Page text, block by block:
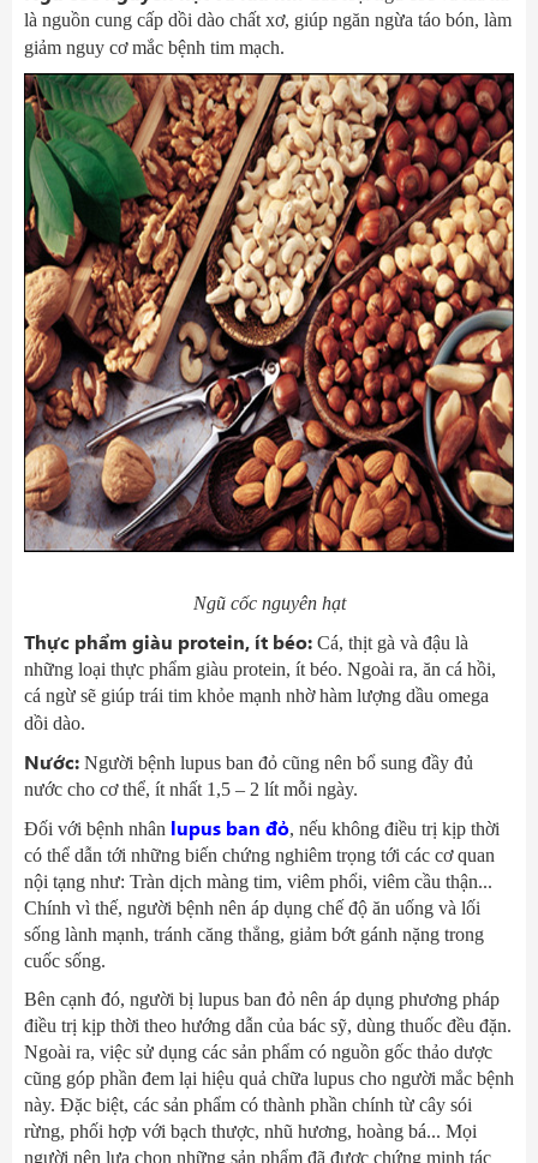
là nguồn cung cấp dồi dào chất xơ, giúp ngăn ngừa táo bón, làm
giảm nguy cơ mắc bệnh tim mạch.
Ngũ cốc nguyên hạt
Thực phẩm giàu protein, ít béo: Cá, thịt gà và đậu là
những loại thực phẩm giàu protein, ít béo. Ngoài ra, ăn cá hồi,
cá ngừ sẽ giúp trái tim khỏe mạnh nhờ hàm lượng dầu omega
dồi dào.
Nước: Người bệnh lupus ban đỏ cũng nên bổ sung đầy đủ
nước cho cơ thể, ít nhất 1,5 – 2 lít mỗi ngày.
Đối với bệnh nhân lupus ban đỏ, nếu không điều trị kịp thời
có thể dẫn tới những biến chứng nghiêm trọng tới các cơ quan
nội tạng như: Tràn dịch màng tim, viêm phổi, viêm cầu thận...
Chính vì thế, người bệnh nên áp dụng chế độ ăn uống và lối
sống lành mạnh, tránh căng thẳng, giảm bớt gánh nặng trong
cuốc sống.
Bên cạnh đó, người bị lupus ban đỏ nên áp dụng phương pháp
điều trị kịp thời theo hướng dẫn của bác sỹ, dùng thuốc đều đặn.
Ngoài ra, việc sử dụng các sản phẩm có nguồn gốc thảo dược
cũng góp phần đem lại hiệu quả chữa lupus cho người mắc bệnh
này. Đặc biệt, các sản phẩm có thành phần chính từ cây sói
rừng, phối hợp với bạch thược, nhũ hương, hoàng bá... Mọi
người nên lựa chọn những sản phẩm đã được chứng minh tác